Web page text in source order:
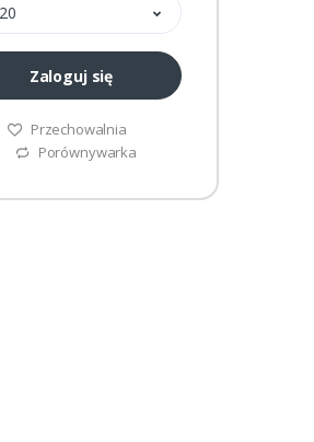
Zaloguj się
Przechowalnia
Porównywarka